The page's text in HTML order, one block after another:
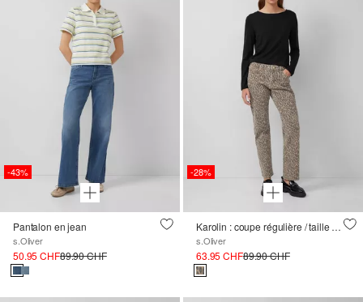
-43%
Pantalon en jean
s.Oliver
50.95 CHF89.90 CHF
-28%
Karolin : coupe régulière / taille moyenne / jambe droite avec imprimé leo
s.Oliver
63.95 CHF89.90 CHF